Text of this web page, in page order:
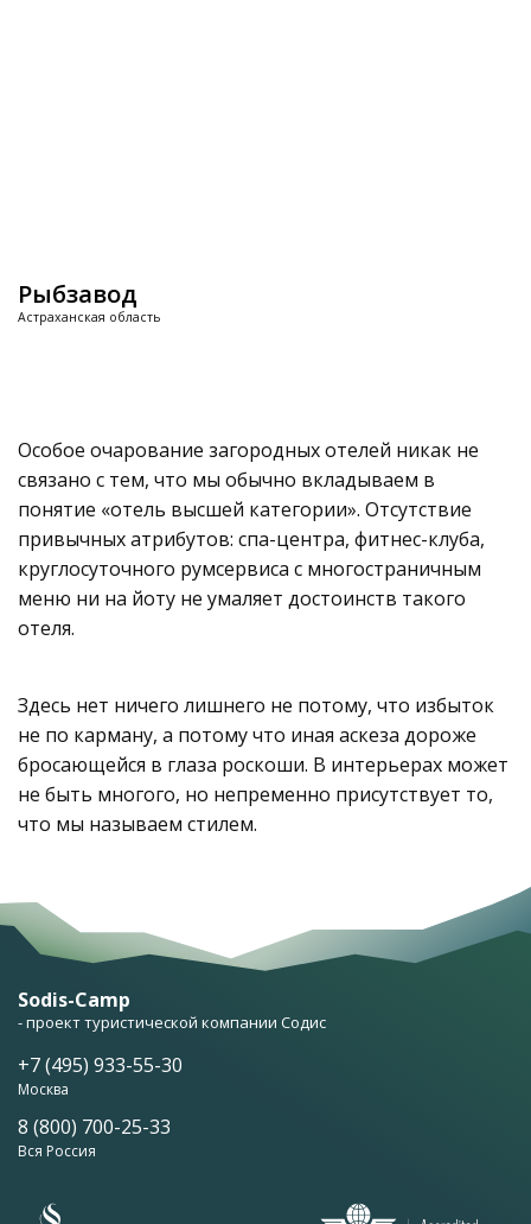
Рыбзавод
Астраханская область
Особое очарование загородных отелей никак не
связано с тем, что мы обычно вкладываем в
понятие «отель высшей категории». Отсутствие
привычных атрибутов: спа-центра, фитнес-клуба,
круглосуточного румсервиса с многостраничным
меню ни на йоту не умаляет достоинств такого
отеля.
Здесь нет ничего лишнего не потому, что избыток
не по карману, а потому что иная аскеза дороже
бросающейся в глаза роскоши. В интерьерах может
не быть многого, но непременно присутствует то,
что мы называем стилем.
Sodis-Camp
- проект туристической компании Содис
+7 (495) 933-55-30
Москва
8 (800) 700-25-33
Вся Россия